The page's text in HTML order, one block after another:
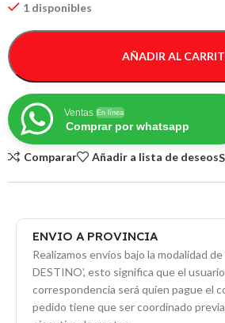
1 disponibles
AÑADIR AL
Ventas En línea
Comprar por whatsapp
Comparar Añadir a lista de deseos
ENVIO A PROVINCIA
Realizamos envíos bajo la modalidad de
DESTINO’, esto significa que el
correspondencia será quien pague el
pedido tiene que ser coordinado